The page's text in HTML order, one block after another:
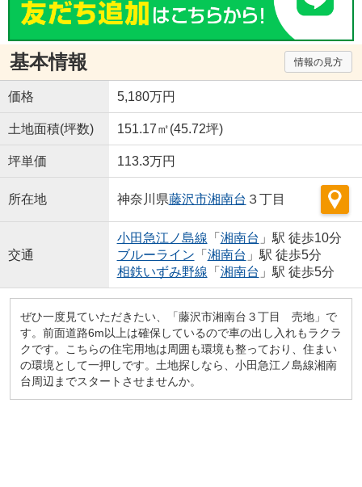
基本情報 情報の見方
価格 5,180万円
土地面積(坪数) 151.17㎡(45.72坪)
坪単価 113.3万円
所在地 神奈川県藤沢市湘南台 ３丁目
交通
小田急江ノ島線 「 湘南台 」駅 徒歩10分
ブルーライン 「 湘南台 」駅 徒歩5分
相鉄いずみ野線 「 湘南台 」駅 徒歩5分
ぜひ一度見ていただきたい、「藤沢市湘南台３丁目 売地」で
す。前面道路6m以上は確保しているので車の出し入れもラクラ
クです。こちらの住宅用地は周囲も環境も整っており、住まい
の環境として一押しです。土地探しなら、小田急江ノ島線湘南
台周辺までスタートさせませんか。